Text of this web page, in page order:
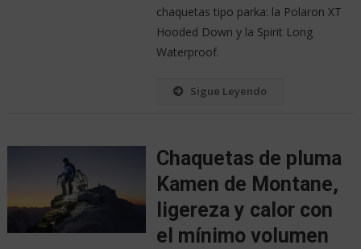
chaquetas tipo parka: la Polaron XT
Hooded Down y la Spirit Long
Waterproof.
Sigue Leyendo
Chaquetas de pluma
Kamen de Montane,
ligereza y calor con
el mínimo volumen